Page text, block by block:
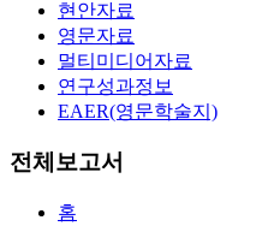
현안자료
영문자료
멀티미디어자료
연구성과정보
EAER(영문학술지)
전체보고서
홈